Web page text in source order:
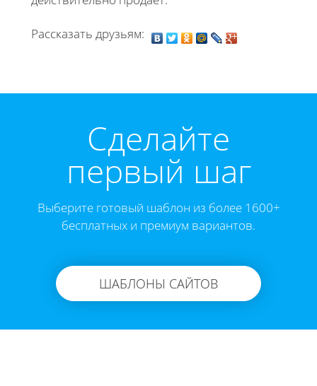
Рассказать друзьям:
Cделайте
первый шаг
Выберите готовый шаблон из более 1600+
бесплатных и премиум вариантов.
ШАБЛОНЫ САЙТОВ